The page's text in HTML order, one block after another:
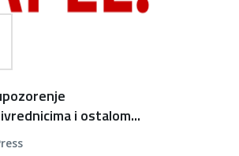
i ostalom...